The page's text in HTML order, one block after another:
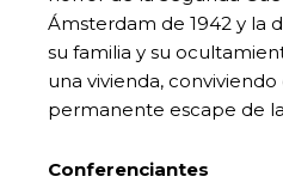
Ámsterdam de 1942 y la
su familia y su
una vivienda,
permanente escape de
Conferenciantes